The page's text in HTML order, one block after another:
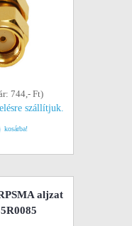
744,- Ft)
szállítjuk.
kosárba!
aljzat